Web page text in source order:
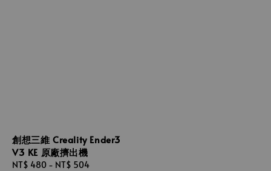
創想三維 Creality Ender3
V3 KE 原廠擠出機
Regular
NT$ 480 - NT$ 504